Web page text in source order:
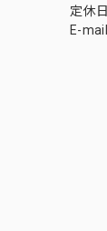
定休日
E-mail